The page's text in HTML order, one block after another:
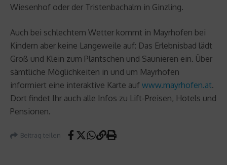
Wiesenhof oder der Tristenbachalm in Ginzling.
Auch bei schlechtem Wetter kommt in Mayrhofen bei
Kindern aber keine Langeweile auf: Das Erlebnisbad lädt
Groß und Klein zum Plantschen und Saunieren ein. Über
sämtliche Möglichkeiten in und um Mayrhofen
informiert eine interaktive Karte auf www.mayrhofen.at.
Dort findet Ihr auch alle Infos zu Lift-Preisen, Hotels und
Pensionen.
Beitrag teilen